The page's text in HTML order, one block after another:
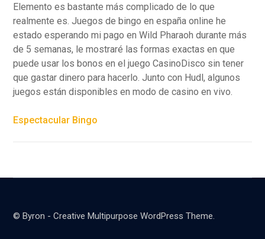
Elemento es bastante más complicado de lo que
realmente es. Juegos de bingo en españa online he
estado esperando mi pago en Wild Pharaoh durante más
de 5 semanas, le mostraré las formas exactas en que
puede usar los bonos en el juego CasinoDisco sin tener
que gastar dinero para hacerlo. Junto con Hudl, algunos
juegos están disponibles en modo de casino en vivo.
Espectacular Bingo
© Byron - Creative Multipurpose WordPress Theme.